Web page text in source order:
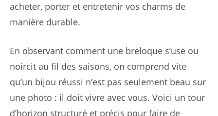
acheter, porter et entretenir vos charms de
manière durable.
En observant comment une breloque s’use ou
noircit au fil des saisons, on comprend vite
qu’un bijou réussi n’est pas seulement beau sur
une photo : il doit vivre avec vous. Voici un tour
d’horizon structuré et précis pour faire de